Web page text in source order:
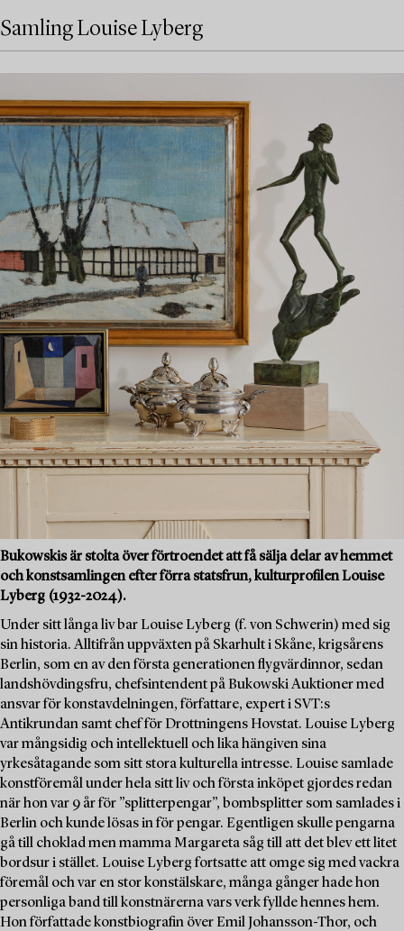
Samling Louise Lyberg
Bukowskis är stolta över förtroendet att få sälja delar av hemmet
och konstsamlingen efter förra statsfrun, kulturprofilen Louise
Lyberg (1932-2024).
Under sitt långa liv bar Louise Lyberg (f. von Schwerin) med sig
sin historia. Alltifrån uppväxten på Skarhult i Skåne, krigsårens
Berlin, som en av den första generationen flygvärdinnor, sedan
landshövdingsfru, chefsintendent på Bukowski Auktioner med
ansvar för konstavdelningen, författare, expert i SVT:s
Antikrundan samt chef för Drottningens Hovstat. Louise Lyberg
var mångsidig och intellektuell och lika hängiven sina
yrkesåtagande som sitt stora kulturella intresse. Louise samlade
konstföremål under hela sitt liv och första inköpet gjordes redan
när hon var 9 år för ”splitterpengar”, bombsplitter som samlades i
Berlin och kunde lösas in för pengar. Egentligen skulle pengarna
gå till choklad men mamma Margareta såg till att det blev ett litet
bordsur i stället. Louise Lyberg fortsatte att omge sig med vackra
föremål och var en stor konstälskare, många gånger hade hon
personliga band till konstnärerna vars verk fyllde hennes hem.
Hon författade konstbiografin över Emil Johansson-Thor, och